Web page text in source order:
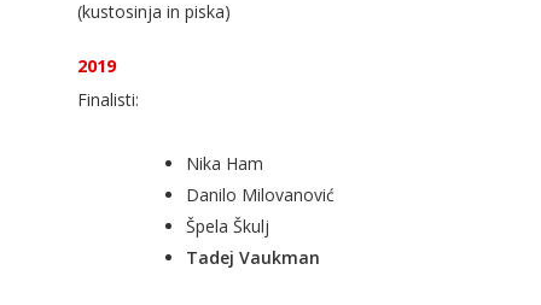
(kustosinja in piska)
2019
Finalisti:
Nika Ham
Danilo Milovanović
Špela Škulj
Tadej Vaukman